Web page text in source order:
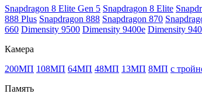
Snapdragon 8 Elite Gen 5 Snapdragon 8 Elite
888 Plus Snapdragon 888 Snapdragon 870
660 Dimensity 9500 Dimensity 9400e Dimensity
Камера
200МП 108МП 64МП 48МП 13МП 8МП с
Память